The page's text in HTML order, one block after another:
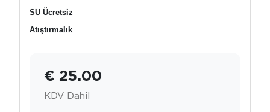
SU Ücretsiz
Atıştırmalık
€ 25.00
KDV Dahil